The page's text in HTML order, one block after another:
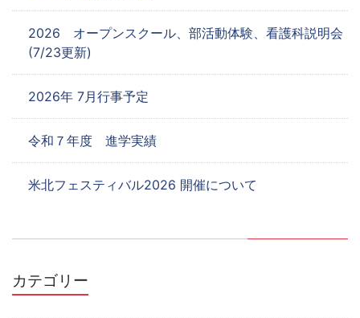
2026 オープンスクール、部活動体験、看護科説明会
(7/23更新)
2026年 7月行事予定
令和７年度 進学実績
米北フェスティバル2026 開催について
カテゴリー